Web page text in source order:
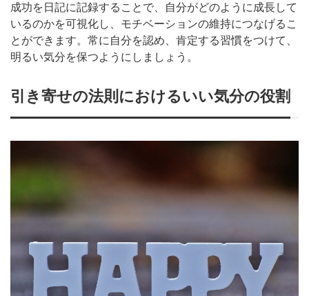
成功を日記に記録することで、自分がどのように成長して
いるのかを可視化し、モチベーションの維持につなげるこ
とができます。常に自分を認め、肯定する習慣をつけて、
明るい気分を保つようにしましょう。
引き寄せの法則におけるいい気分の役割